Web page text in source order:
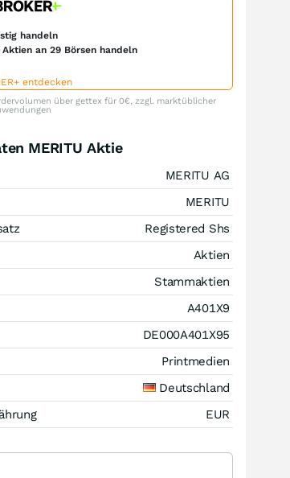
handeln
an 29 Börsen handeln
entdecken
über gettex für 0€, zzgl. marktüblicher
MERITU Aktie
MERITU AG
MERITU
Registered Shs
Aktien
Stammaktien
A401X9
DE000A401X95
Printmedien
Deutschland
EUR